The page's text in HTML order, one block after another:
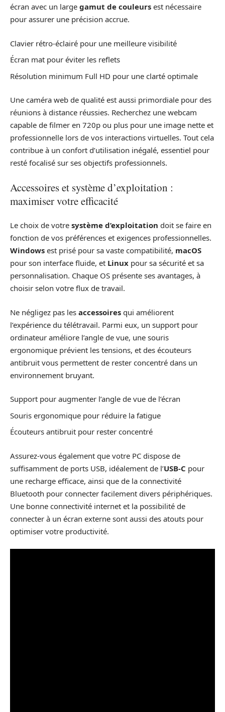
écran avec un large gamut de couleurs est nécessaire
pour assurer une précision accrue.
Clavier rétro-éclairé pour une meilleure visibilité
Écran mat pour éviter les reflets
Résolution minimum Full HD pour une clarté optimale
Une caméra web de qualité est aussi primordiale pour des
réunions à distance réussies. Recherchez une webcam
capable de filmer en 720p ou plus pour une image nette et
professionnelle lors de vos interactions virtuelles. Tout cela
contribue à un confort d’utilisation inégalé, essentiel pour
resté focalisé sur ses objectifs professionnels.
Accessoires et système d’exploitation :
maximiser votre efficacité
Le choix de votre système d’exploitation doit se faire en
fonction de vos préférences et exigences professionnelles.
Windows est prisé pour sa vaste compatibilité, macOS
pour son interface fluide, et Linux pour sa sécurité et sa
personnalisation. Chaque OS présente ses avantages, à
choisir selon votre flux de travail.
Ne négligez pas les accessoires qui améliorent
l’expérience du télétravail. Parmi eux, un support pour
ordinateur améliore l’angle de vue, une souris
ergonomique prévient les tensions, et des écouteurs
antibruit vous permettent de rester concentré dans un
environnement bruyant.
Support pour augmenter l’angle de vue de l’écran
Souris ergonomique pour réduire la fatigue
Écouteurs antibruit pour rester concentré
Assurez-vous également que votre PC dispose de
suffisamment de ports USB, idéalement de l’USB-C pour
une recharge efficace, ainsi que de la connectivité
Bluetooth pour connecter facilement divers périphériques.
Une bonne connectivité internet et la possibilité de
connecter à un écran externe sont aussi des atouts pour
optimiser votre productivité.